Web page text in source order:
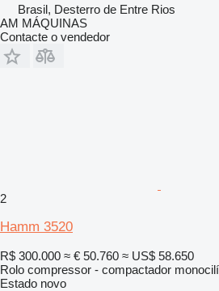
Brasil, Desterro de Entre Rios
AM MÁQUINAS
Contacte o vendedor
2
Hamm 3520
R$ 300.000 ≈ € 50.760 ≈ US$ 58.650
Rolo compressor - compactador
Estado novo